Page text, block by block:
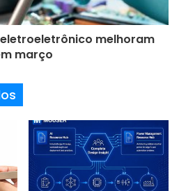
circuito impressos
Technaviomelhoram
março